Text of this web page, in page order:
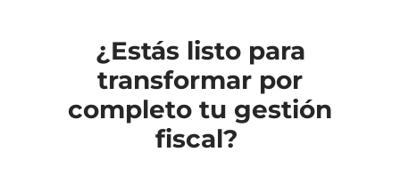
¿Estás listo para
transformar por
completo tu gestión
fiscal? ​